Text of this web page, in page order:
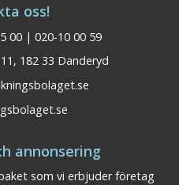
oss!
00 | 020-10 00 59
182 33 Danderyd
annonsering
som vi erbjuder företag